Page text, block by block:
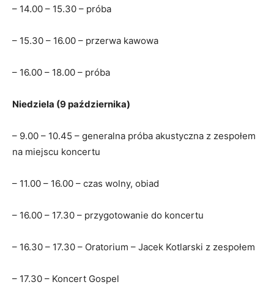
– 14.00 – 15.30 – próba
– 15.30 – 16.00 – przerwa kawowa
– 16.00 – 18.00 – próba
Niedziela (9 października)
– 9.00 – 10.45 – generalna próba akustyczna z zespołem
na miejscu koncertu
– 11.00 – 16.00 – czas wolny, obiad
– 16.00 – 17.30 – przygotowanie do koncertu
– 16.30 – 17.30 – Oratorium – Jacek Kotlarski z zespołem
– 17.30 – Koncert Gospel